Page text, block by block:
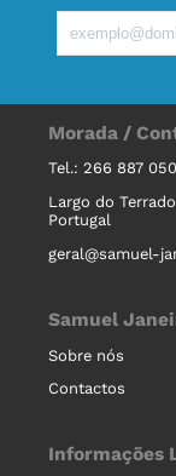
Morada /
Tel.: 266 887
Largo do
Portugal
geral@samuel-
Samuel
Sobre nós
Contactos
Informações